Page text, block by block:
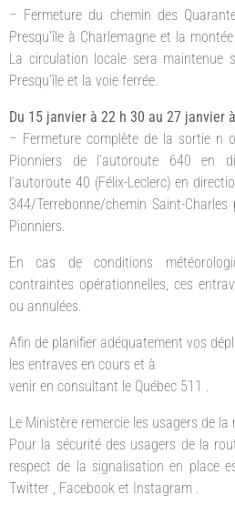
– Fermeture du chemin des
Presqu’île à Charlemagne et la
La circulation locale sera maintenue
Presqu’île et la voie ferrée.
Du 15 janvier à 22 h 30 au 27 janvier
– Fermeture complète de la sortie n
Pionniers de l’autoroute 640 en
l’autoroute 40 (Félix-Leclerc) en
344/Terrebonne/chemin Saint-
Pionniers.
En cas de conditions
contraintes opérationnelles, ces
ou annulées.
Afin de planifier adéquatement vos
les entraves en cours et à
venir en consultant le Québec 511 .
Le Ministère remercie les usagers de
Pour la sécurité des usagers de la
respect de la signalisation en place
Twitter , Facebook et Instagram .